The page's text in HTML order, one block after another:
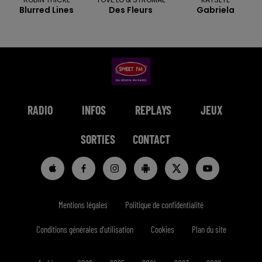
Blurred Lines Des Fleurs Gabriela
RADIO INFOS REPLAYS JEUX
SORTIES CONTACT
Mentions légales Politique de confidentialité
Conditions générales d'utilisation Cookies Plan du site